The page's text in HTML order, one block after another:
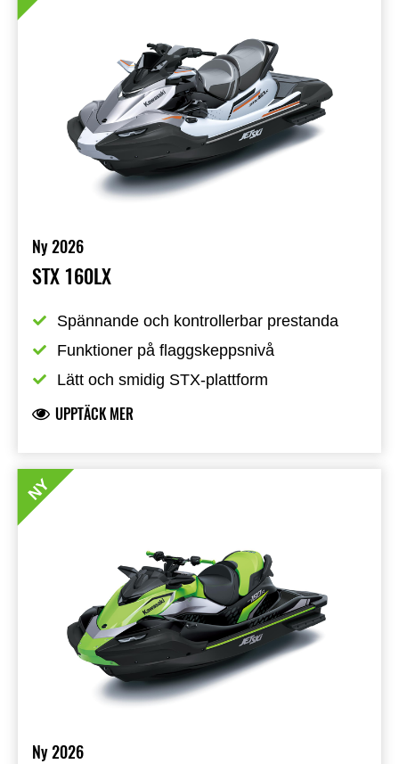
Ny 2026
STX 160LX
Spännande och kontrollerbar prestanda
Funktioner på flaggskeppsnivå
Lätt och smidig STX-plattform
UPPTÄCK MER
Ny 2026
NY